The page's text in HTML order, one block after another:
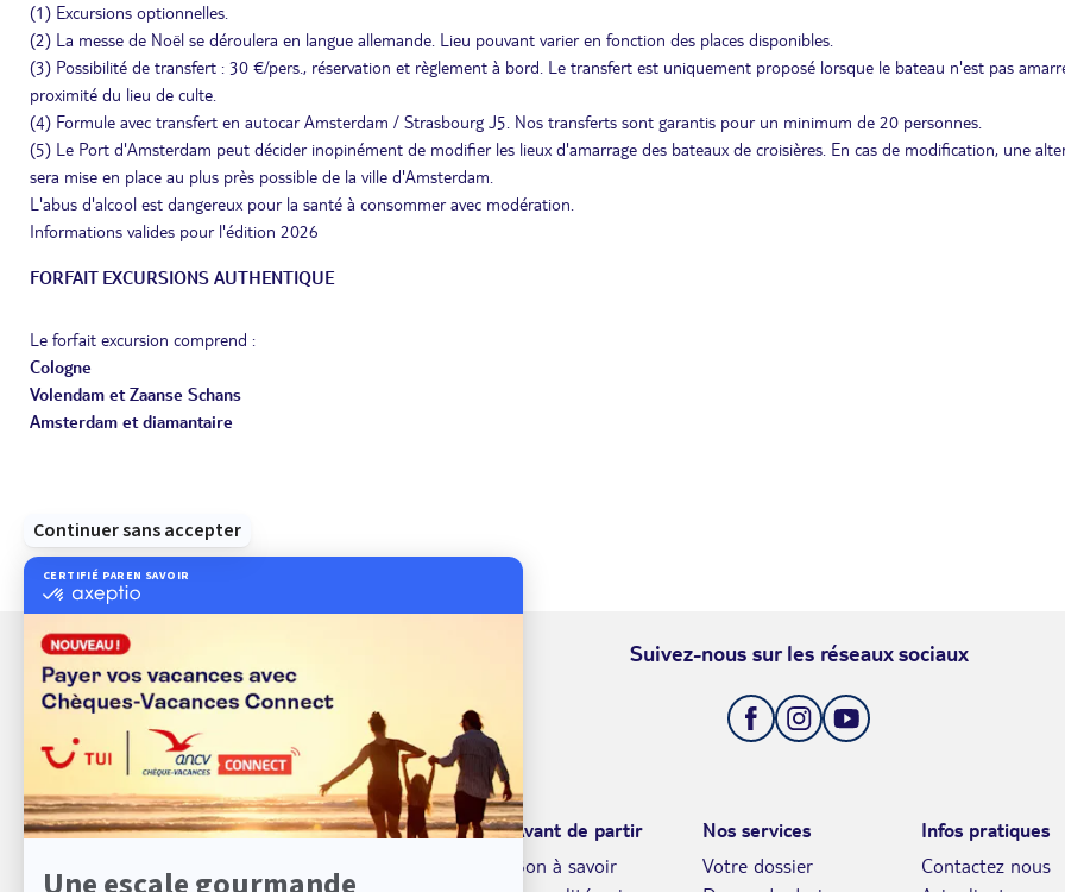
(1) Excursions optionnelles.
(2) La messe de Noël se déroulera en langue allemande. Lieu pouvant varier en fonction des places disponibles.
(3) Possibilité de transfert : 30 €/pers., réservation et règlement à bord. Le transfert est uniquement proposé lorsque le bateau n'est pas
proximité du lieu de culte.
(4) Formule avec transfert en autocar Amsterdam / Strasbourg J5. Nos transferts sont garantis pour un minimum de 20 personnes.
(5) Le Port d'Amsterdam peut décider inopinément de modifier les lieux d'amarrage des bateaux de croisières. En cas de modification, une
sera mise en place au plus près possible de la ville d'Amsterdam.
L'abus d'alcool est dangereux pour la santé à consommer avec modération.
Informations valides pour l'édition 2026
FORFAIT EXCURSIONS AUTHENTIQUE
Le forfait excursion comprend :
Cologne
Volendam et Zaanse Schans
Amsterdam et diamantaire
Suivez-nous sur les réseaux sociaux
À propos de TUI
Avant de partir
Bon à savoir
Nos services
Votre dossier
Infos pratiques
Contactez nous